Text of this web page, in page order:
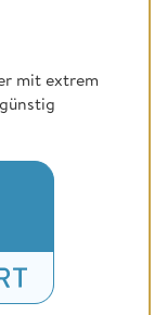
mit extrem